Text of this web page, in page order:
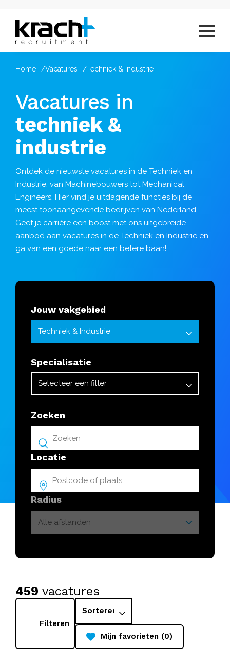
Home Vacatures Techniek & Industrie
Vacatures in
techniek &
industrie
Ontdek de nieuwste vacatures in de Techniek en
Industrie, van Machinebouwers tot Mechanical
Engineers. Hier vind je uitdagende functies bij de
meest toonaangevende bedrijven van Nederland.
Geef je carrière een boost met ons uitgebreide
aanbod aan vacatures in de Techniek en Industrie en
ga van een goede naar een betere baan!
Jouw vakgebied
Specialisatie
Zoeken
Locatie
Radius
459 vacatures
Filteren
Mijn favorieten (0)